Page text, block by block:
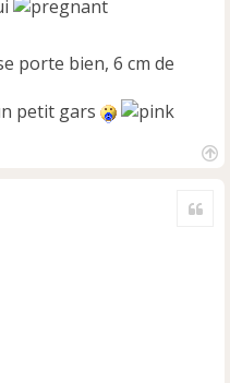
porte bien, 6 cm de
petit gars